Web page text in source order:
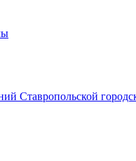
Ставропольской